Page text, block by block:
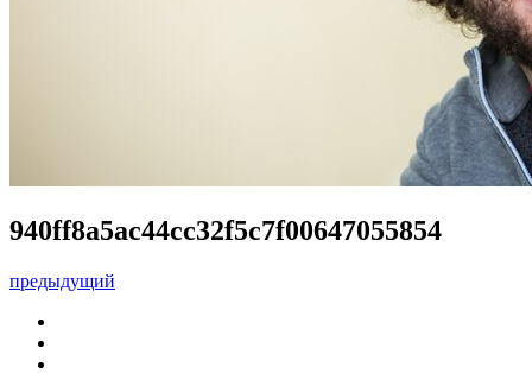
940ff8a5ac44cc32f5c7f00647055854
предыдущий